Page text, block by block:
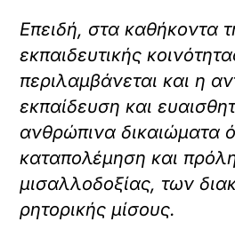
Επειδή, στα καθήκοντα
εκπαιδευτικής
περιλαμβάνεται και η
εκπαίδευση και
ανθρώπινα δικαιώματα
καταπολέμηση και
μισαλλοδοξίας, των
ρητορικής μίσους.